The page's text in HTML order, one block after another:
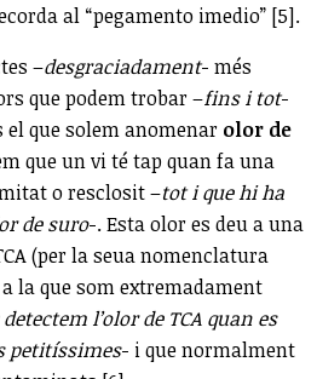
al “pegamento imedio” [5].
–desgraciadament- més
que podem trobar –fins i tot-
el que solem anomenar olor de
que un vi té tap quan fa una
o resclosit –tot i que hi ha
de suro-. Esta olor es deu a una
(per la seua nomenclatura
la que som extremadament
l’olor de TCA quan es
petitíssimes- i que normalment